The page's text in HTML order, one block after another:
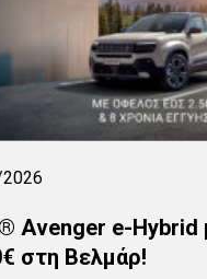
Avenger e-
στη Βελμάρ!